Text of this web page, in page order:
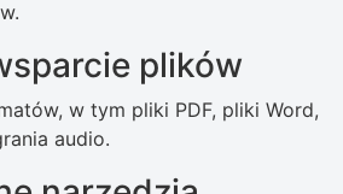
plików
w tym pliki PDF, pliki Word,
audio.